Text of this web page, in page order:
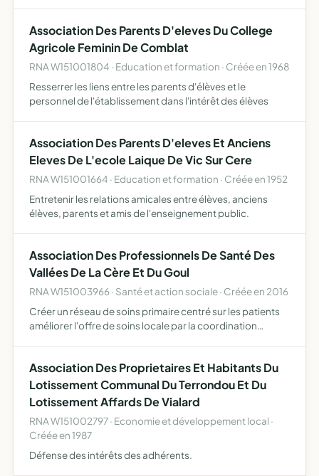
Association Des Parents D'eleves Du College
Agricole Feminin De Comblat
RNA W151001804 · Education et formation · Créée en 1968
Resserrer les liens entre les parents d'élèves et le
personnel de l'établissement dans l'intérêt des élèves
Association Des Parents D'eleves Et Anciens
Eleves De L'ecole Laique De Vic Sur Cere
RNA W151001664 · Education et formation · Créée en 1952
Entretenir les relations amicales entre élèves, anciens
élèves, parents et amis de l'enseignement public.
Association Des Professionnels De Santé Des
Vallées De La Cère Et Du Goul
RNA W151003966 · Santé et action sociale · Créée en 2016
Créer un réseau de soins primaire centré sur les patients
améliorer l'offre de soins locale par la coordination
Association Des Proprietaires Et Habitants Du
Lotissement Communal Du Terrondou Et Du
Lotissement Affards De Vialard
RNA W151002797 · Economie et développement local ·
Créée en 1987
Défense des intérêts des adhérents.